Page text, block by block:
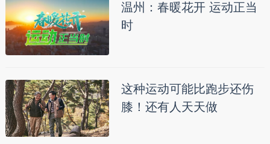
温州：春暖花开 运动正当
时
这种运动可能比跑步还伤
膝！还有人天天做